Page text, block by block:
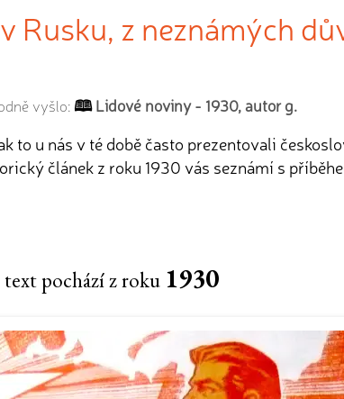
Rusku, z neznámých
vyšlo: Lidové noviny - 1930, autor g.
to u nás v té době často prezentovali
článek z roku 1930 vás seznámí s
pochází z roku 1930